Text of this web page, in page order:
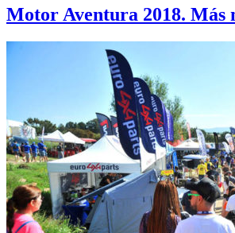
Motor Aventura 2018. Más